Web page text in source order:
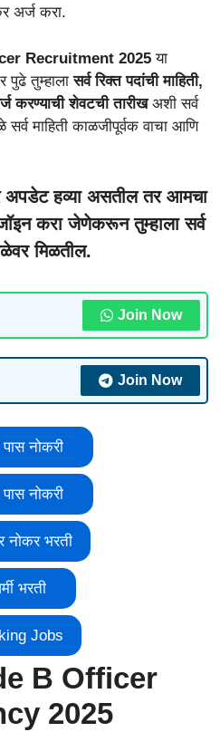
अर्ज करा.
Recruitment 2025 या
पुढे तुम्हालासर्व रिक्त पदांची माहिती,
करण्याची शेवटची तारीखअशी सर्व
सर्व माहिती काळजीपूर्वक वाचा आणि
अपडेट हव्या असतील तर आमचा
करा जेणेकरून तुम्हाला सर्व
मिळतील.
Join Now
Join Now
पास नोकरी
पास नोकरी
नोकर भरती
भरती
Jobs
B Officer
2025